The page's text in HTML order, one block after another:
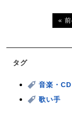
«
タグ
音楽・CD
歌い手